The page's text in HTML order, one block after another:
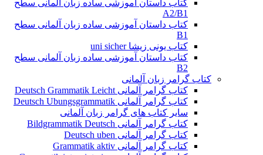
کتاب داستان آموزشی ساده زبان آلمانی سطح
A2/B1
کتاب داستان آموزشی ساده زبان آلمانی سطح
B1
کتاب یونی زیشا uni sicher
کتاب داستان آموزشی ساده زبان آلمانی سطح
B2
کتاب گرامر زبان آلمانی
کتاب گرامر آلمانی Deutsch Grammatik Leicht
کتاب گرامر آلمانی Deutsch Ubungsgrammatik
سایر کتاب های گرامر زبان آلمانی
کتاب گرامر آلمانی Bildgrammatik Deutsch
کتاب گرامر آلمانی Deutsch uben
کتاب گرامر آلمانی Grammatik aktiv